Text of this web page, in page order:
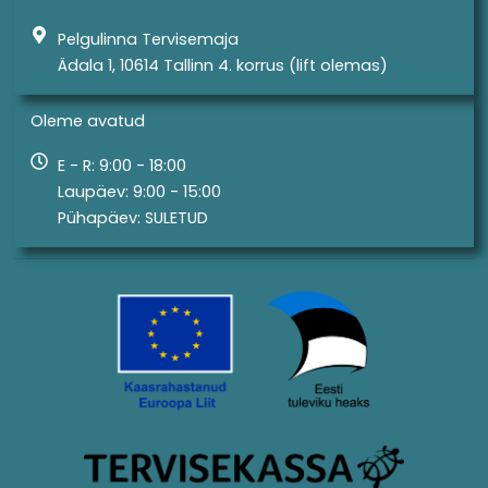
o
a
m
Pelgulinna Tervisemaja
Ädala 1, 10614 Tallinn 4. korrus (lift olemas)
Oleme avatud
E - R: 9:00 - 18:00
Laupäev: 9:00 - 15:00
Pühapäev: SULETUD